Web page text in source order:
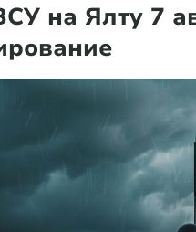
на Ялту 7